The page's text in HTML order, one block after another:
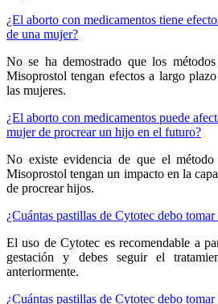
¿El aborto con medicamentos tiene
de una mujer?
No se ha demostrado que los
Misoprostol tengan efectos a largo
las mujeres.
¿El aborto con medicamentos puede
mujer de procrear un hijo en el futuro?
No existe evidencia de que el
Misoprostol tengan un impacto en la
de procrear hijos.
¿Cuántas pastillas de Cytotec debo tomar
El uso de Cytotec es recomendable a
gestación y debes seguir el
anteriormente.
¿Cuántas pastillas de Cytotec debo tomar